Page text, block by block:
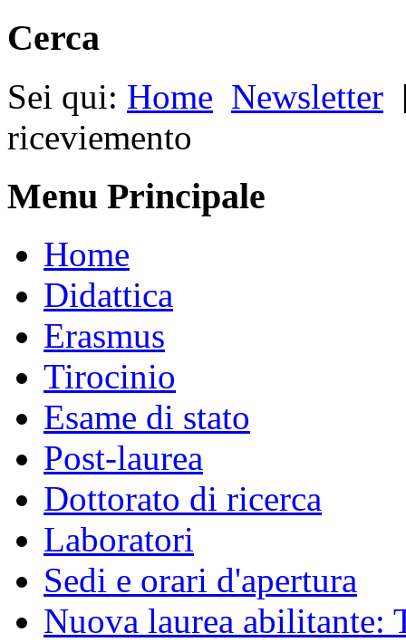
Cerca
Sei qui: Home Newsletter
riceviemento
Menu Principale
Home
Didattica
Erasmus
Tirocinio
Esame di stato
Post-laurea
Dottorato di ricerca
Laboratori
Sedi e orari d'apertura
Nuova laurea abilitante: